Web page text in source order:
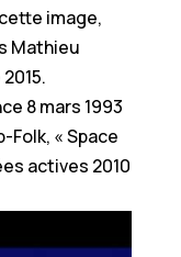
image,
Mathieu
8 mars 1993
Folk, « Space
actives 2010